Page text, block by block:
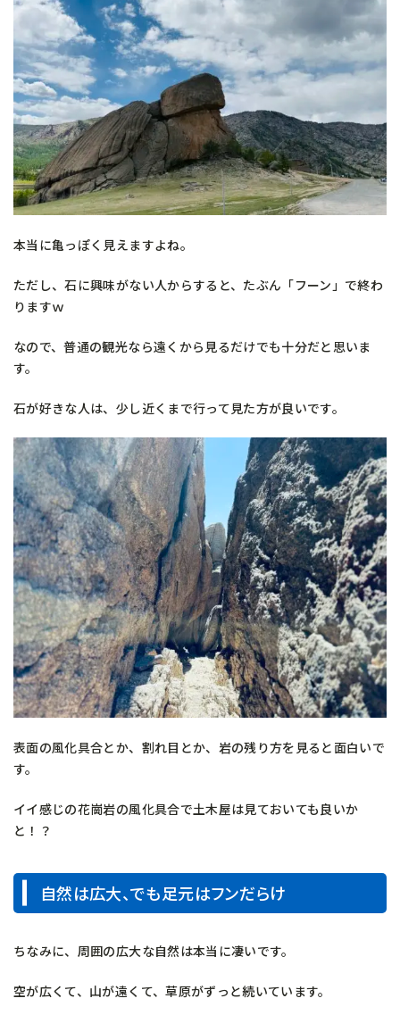
本当に亀っぽく見えますよね。
ただし、石に興味がない人からすると、たぶん「フーン」で終わ
りますｗ
なので、普通の観光なら遠くから見るだけでも十分だと思いま
す。
石が好きな人は、少し近くまで行って見た方が良いです。
表面の風化具合とか、割れ目とか、岩の残り方を見ると面白いで
す。
イイ感じの花崗岩の風化具合で土木屋は見ておいても良いか
と！？
自然は広大、でも足元はフンだらけ
ちなみに、周囲の広大な自然は本当に凄いです。
空が広くて、山が遠くて、草原がずっと続いています。